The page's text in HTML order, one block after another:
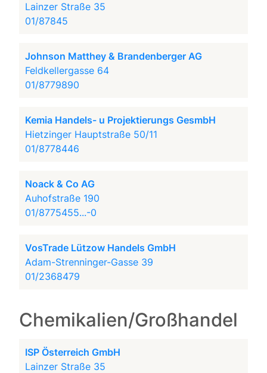
Lainzer Straße 35
01/87845
Johnson Matthey & Brandenberger AG
Feldkellergasse 64
01/8779890
Kemia Handels- u Projektierungs GesmbH
Hietzinger Hauptstraße 50/11
01/8778446
Noack & Co AG
Auhofstraße 190
01/8775455...-0
VosTrade Lützow Handels GmbH
Adam-Strenninger-Gasse 39
01/2368479
Chemikalien/Großhandel
ISP Österreich GmbH
Lainzer Straße 35